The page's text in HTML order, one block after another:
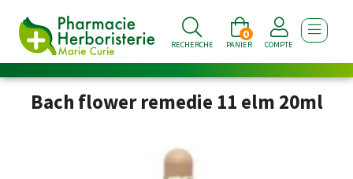
RECHERCHE PANIER
0
COMPTE
Bach flower remedie 11 elm 20ml